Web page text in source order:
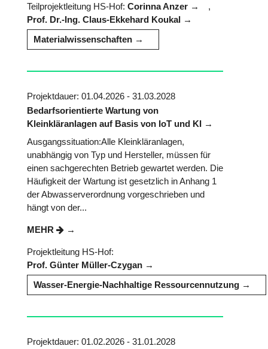
Teilprojektleitung HS-Hof: Corinna Anzer
,
Prof. Dr.-Ing. Claus-Ekkehard Koukal
Materialwissenschaften
Projektdauer: 01.04.2026 - 31.03.2028
Bedarfsorientierte Wartung von
Kleinkläranlagen auf Basis von IoT und KI
Ausgangssituation:Alle Kleinkläranlagen,
unabhängig von Typ und Hersteller, müssen für
einen sachgerechten Betrieb gewartet werden. Die
Häufigkeit der Wartung ist gesetzlich in Anhang 1
der Abwasserverordnung vorgeschrieben und
hängt von der...
MEHR
Projektleitung HS-Hof:
Prof. Günter Müller-Czygan
Wasser-Energie-Nachhaltige Ressourcennutzung
Projektdauer: 01.02.2026 - 31.01.2028